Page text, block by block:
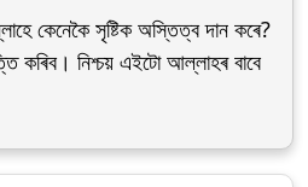
কেনেকৈ সৃষ্টিক অস্তিত্ব দান কৰে?
কৰিব। নিশ্চয় এইটো আল্লাহৰ বাবে